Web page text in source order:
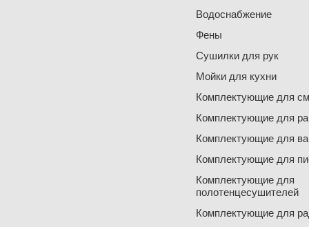
Водоснабжение
Фены
Сушилки для рук
Мойки для кухни
Комплектующие для
Комплектующие для
Комплектующие для
Комплектующие для
Комплектующие для
полотенцесушителей
Комплектующие для